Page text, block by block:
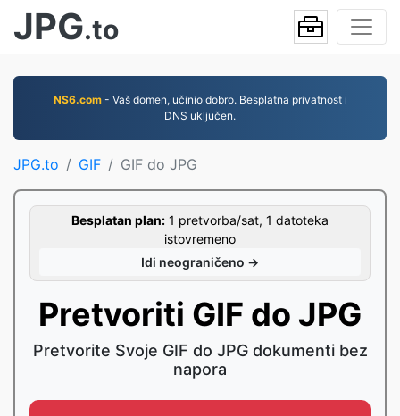
JPG.to
NS6.com- Vaš domen, učinio dobro. Besplatna privatnost i
DNS uključen.
JPG.to GIF GIF do JPG
Besplatan plan: 1 pretvorba/sat, 1 datoteka
istovremeno
Idi neograničeno →
Pretvoriti GIF do JPG
Pretvorite Svoje GIF do JPG dokumenti bez
napora